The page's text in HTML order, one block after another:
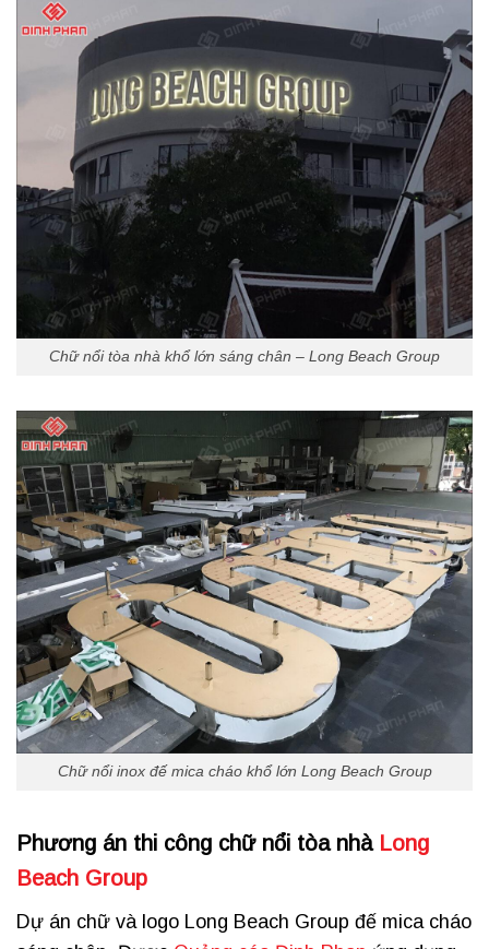
Chữ nổi tòa nhà khổ lớn sáng chân – Long Beach Group
Chữ nổi inox đế mica cháo khổ lớn Long Beach Group
Phương án thi công chữ nổi tòa nhà Long
Beach Group
Dự án chữ và logo Long Beach Group đế mica cháo